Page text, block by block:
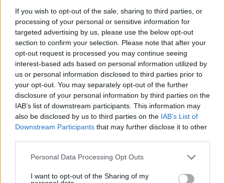
If you wish to opt-out of the sale, sharing to third parties, or
processing of your personal or sensitive information for
targeted advertising by us, please use the below opt-out
section to confirm your selection. Please note that after your
opt-out request is processed you may continue seeing
interest-based ads based on personal information utilized by
us or personal information disclosed to third parties prior to
your opt-out. You may separately opt-out of the further
disclosure of your personal information by third parties on the
IAB’s list of downstream participants. This information may
also be disclosed by us to third parties on the IAB’s List of
Downstream Participants that may further disclose it to other
Please note that this website/app uses one or more Google
not limited to your visit or usage behaviour. You may click to
Personal Data Processing Opt Outs
I want to opt-out of the Sharing of my
posameznik kazensko odgovoren za javno spodbujanje
sovraštva, nasilja ali nestrpnosti. Komentarji z žaljivimi,